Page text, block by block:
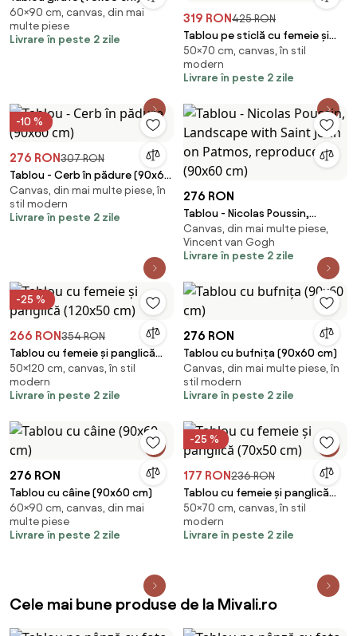
60×90 cm, canvas, din mai
multe piese
Livrare în peste 2 zile
319 RON425 RON
Tablou pe sticlă cu femeie și
panglică (70x50 cm)
50×70 cm, canvas, în stil
modern
Livrare în peste 2 zile
-10 %
276 RON307 RON
Tablou - Cerb în pădure (90x60
cm)
Canvas, din mai multe piese, în
stil modern
Livrare în peste 2 zile
276 RON
Tablou - Nicolas Poussin,
Landscape with Saint John on
Patmos, reproducere (90x60
cm)
Canvas, din mai multe piese,
Vincent van Gogh
Livrare în peste 2 zile
-25 %
266 RON354 RON
Tablou cu femeie și panglică
(120x50 cm)
50×120 cm, canvas, în stil
modern
Livrare în peste 2 zile
276 RON
Tablou cu bufnița (90x60 cm)
Canvas, din mai multe piese, în
stil modern
Livrare în peste 2 zile
276 RON
Tablou cu câine (90x60 cm)
60×90 cm, canvas, din mai
multe piese
Livrare în peste 2 zile
-25 %
177 RON236 RON
Tablou cu femeie și panglică
(70x50 cm)
50×70 cm, canvas, în stil
modern
Livrare în peste 2 zile
Cele mai bune produse de la Mivali.ro